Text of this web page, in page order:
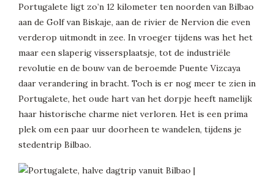
Portugalete ligt zo’n 12 kilometer ten noorden van Bilbao
aan de Golf van Biskaje, aan de rivier de Nervion die even
verderop uitmondt in zee. In vroeger tijdens was het het
maar een slaperig vissersplaatsje, tot de industriële
revolutie en de bouw van de beroemde Puente Vizcaya
daar verandering in bracht. Toch is er nog meer te zien in
Portugalete, het oude hart van het dorpje heeft namelijk
haar historische charme niet verloren. Het is een prima
plek om een paar uur doorheen te wandelen, tijdens je
stedentrip Bilbao.